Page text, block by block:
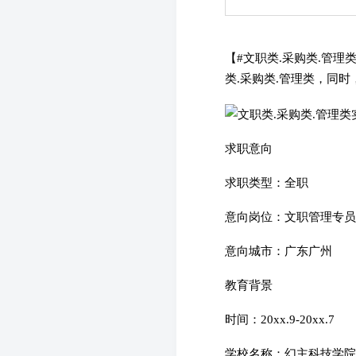
【#文职类.采购类.管理
类.采购类.管理类，同时
求职意向
求职类型：全职
意向岗位：文职管理专
意向城市：广东广州
教育背景
时间：20xx.9-20xx.7
学校名称：幻主科技学